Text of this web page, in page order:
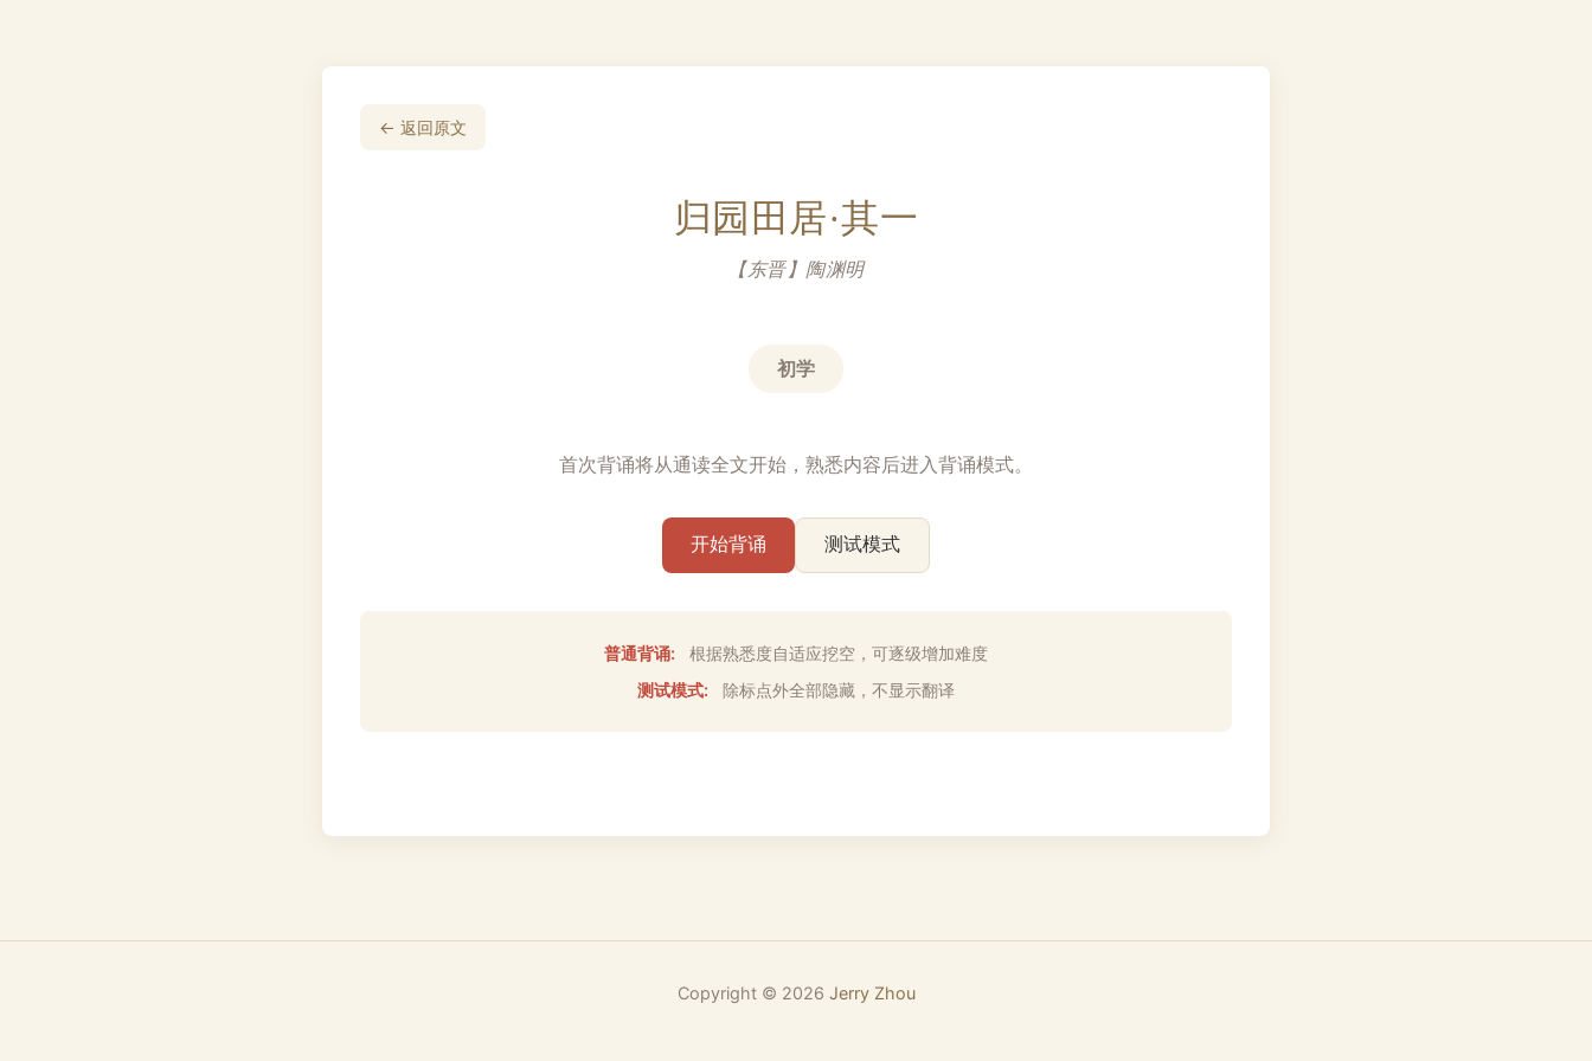
← 返回原文
归园田居·其一
【东晋】陶渊明
初学
首次背诵将从通读全文开始，熟悉内容后进入背诵模式。
开始背诵 测试模式
普通背诵:
根据熟悉度自适应挖空，可逐级增加难度
测试模式:
除标点外全部隐藏，不显示翻译
Copyright © 2026 Jerry Zhou